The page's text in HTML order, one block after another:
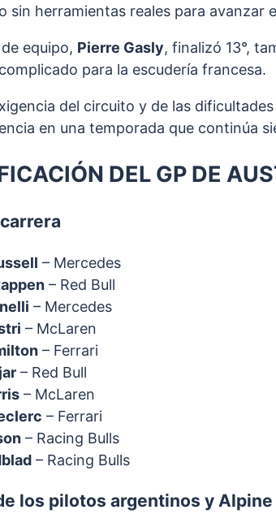
sin herramientas reales para avanzar
equipo, Pierre Gasly, finalizó 13°,
para la escudería francesa.
del circuito y de las
en una temporada que continúa
DEL GP DE
– Mercedes
– Red Bull
– Mercedes
– McLaren
– Ferrari
– Red Bull
– McLaren
– Ferrari
– Racing Bulls
– Racing Bulls
los pilotos argentinos y Alpine